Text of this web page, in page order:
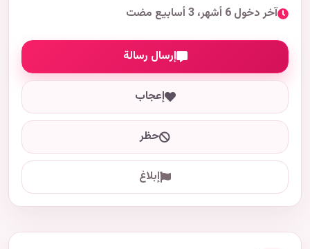
آخر دخول 6 أشهر، 3 أسابيع مضت
إرسال رسالة
إعجاب
حظر
إبلاغ